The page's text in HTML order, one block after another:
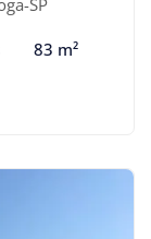
SP
83 m²